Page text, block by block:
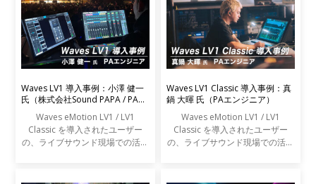
Waves LV1 導入事例：小澤 健一
氏（株式会社Sound PAPA / PAエ
Waves eMotion LV1 / LV1
Classic を導入されたユーザー
の、ライブサウンド現場での活用
Waves LV1 Classic 導入事例：真
鍋 大暉 氏（PAエンジニア）
Waves eMotion LV1 / LV1
Classic を導入されたユーザー
の、ライブサウンド現場での活用